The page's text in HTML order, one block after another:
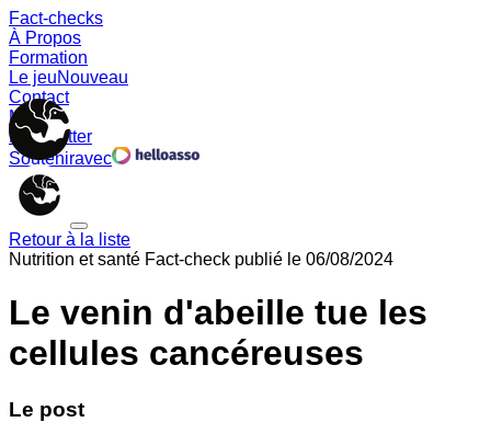
Fact-checks
À Propos
Formation
Le jeuNouveau
Contact
Memes
Newsletter
Souteniravec
Retour à la liste
Nutrition et santé Fact-check publié le 06/08/2024
Le venin d'abeille tue les
cellules cancéreuses
Le post